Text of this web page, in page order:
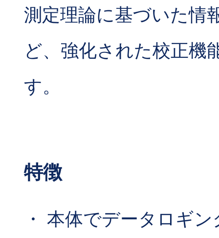
測定理論に基づいた情
ど、強化された校正機
す。
特徴
・ 本体でデータロギ